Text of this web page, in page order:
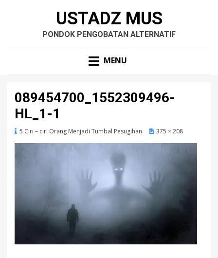
USTADZ MUS
PONDOK PENGOBATAN ALTERNATIF
MENU
089454700_1552309496-
HL_1-1
5 Ciri – ciri Orang Menjadi Tumbal Pesugihan 375 × 208